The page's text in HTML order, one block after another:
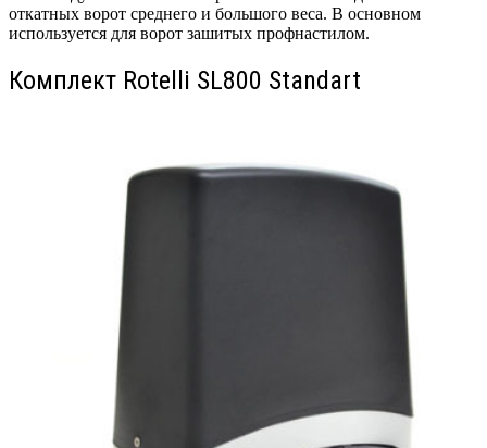
откатных ворот среднего и большого веса. В основном
используется для ворот зашитых профнастилом.
Комплект Rotelli SL800 Standart